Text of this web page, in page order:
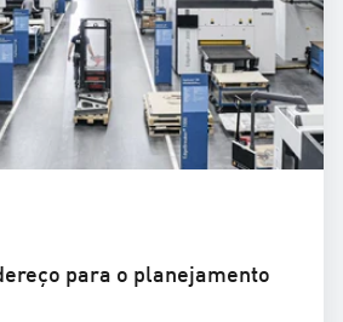
para o planejamento